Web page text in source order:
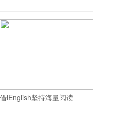
借iEnglish坚持海量阅读